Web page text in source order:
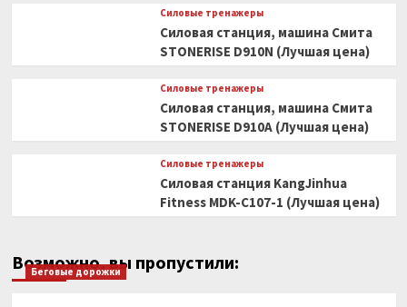
Силовые тренажеры
Силовая станция, машина Смита
STONERISE D910N (Лучшая цена)
Силовые тренажеры
Силовая станция, машина Смита
STONERISE D910A (Лучшая цена)
Силовые тренажеры
Силовая станция KangJinhua
Fitness MDK-C107-1 (Лучшая цена)
Возможно, вы пропустили:
Беговые дорожки